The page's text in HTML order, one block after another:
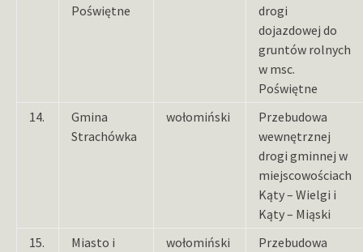
Poświętne
drogi
dojazdowej do
gruntów rolnych
w msc.
Poświętne
14.
Gmina
Strachówka
wołomiński
Przebudowa
wewnętrznej
drogi gminnej w
miejscowościach
Kąty – Wielgi i
Kąty – Miąski
15.
Miasto i
wołomiński
Przebudowa